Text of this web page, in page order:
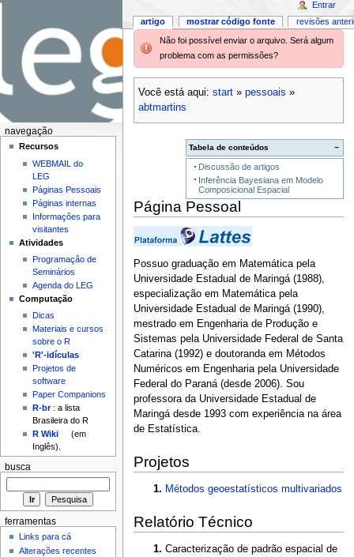
Não foi possível enviar o arquivo. Será algum
problema com as permissões?
Você está aqui: start» pessoais »
abtmartins
−
Tabela de conteúdos
Discussão de artigos
Inferência Bayesiana em Modelo
Composicional Espacial
Página Pessoal
Possuo graduação em Matemática pela
Universidade Estadual de Maringá (1988),
especialização em Matemática pela
Universidade Estadual de Maringá (1990),
mestrado em Engenharia de Produção e
Sistemas pela Universidade Federal de Santa
Catarina (1992) e doutoranda em Métodos
Numéricos em Engenharia pela Universidade
Federal do Paraná (desde 2006). Sou
professora da Universidade Estadual de
Maringá desde 1993 com experiência na área
de Estatística.
Projetos
Métodos geoestatísticos multivariados
Relatório Técnico
Caracterização de padrão espacial de
artigo mostrar código fonte revisões
Entrar
navegação
Recursos
WEBMAIL do
LEG
Páginas Pessoais
Páginas internas
Informações para
visitantes
Atividades
Programação de
Seminários
Agenda do LEG
Computação
Dicas
Materiais e cursos
sobre o R
'R'-idículas
Projetos de
software
Paper Companions
R-br: a lista
Brasileira do R
R Wiki
(em
Inglês).
busca
ferramentas
Links para cá
Alterações recentes